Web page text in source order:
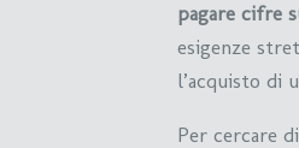
pagare cifre
esigenze
l’acquisto di
Per cercare